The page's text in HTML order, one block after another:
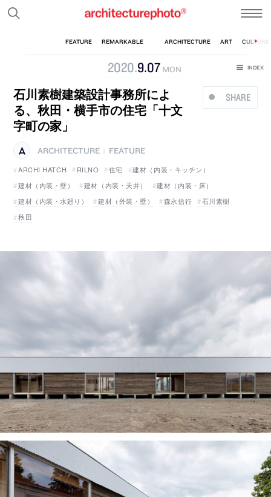
2020.9.07 MON
SHARE
石川素樹建築設計事務所によ
る、秋田・横手市の住宅「十文
字町の家」
ARCHITECTURE
FEATURE
ARCHI HATCH
RILNO 住宅
建材（内装・キッチン）
建材（内装・壁）
建材（内装・天井）
建材（内装・床）
建材（内装・水廻り）
建材（外装・壁） 森永信行
石川素樹
秋田